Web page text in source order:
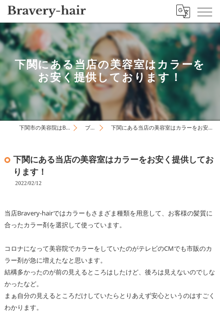
下関にある当店の美容室はカラーを
お安く提供しております！
下関市の美容院はBravery-hair ブログ 下関にある当店の美容室はカラーをお安く提供しております！
下関にある当店の美容室はカラーをお安く提供してお
ります！
2022/02/12
当店Bravery-hairではカラーもさまざま種類を用意して、お客様の髪質に
合ったカラー剤を選択して使っています。
コロナになって美容院でカラーをしていたのがテレビのCMでも市販のカ
ラー剤が急に増えたなと思います。
結構多かったのが前の見えるところはしたけど、後ろは見えないのでしな
かったなど。
まぁ自分の見えるところだけしていたらとりあえず安心というのはすごく
わかります。